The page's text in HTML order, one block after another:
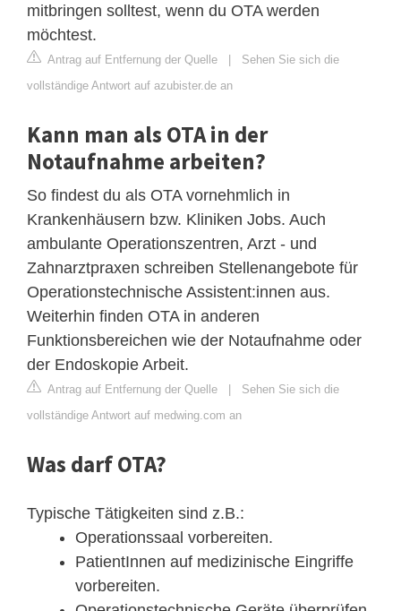
mitbringen solltest, wenn du OTA werden
möchtest.
Antrag auf Entfernung der Quelle | Sehen Sie sich die
vollständige Antwort auf azubister.de an
Kann man als OTA in der
Notaufnahme arbeiten?
So findest du als OTA vornehmlich in
Krankenhäusern bzw. Kliniken Jobs. Auch
ambulante Operationszentren, Arzt - und
Zahnarztpraxen schreiben Stellenangebote für
Operationstechnische Assistent:innen aus.
Weiterhin finden OTA in anderen
Funktionsbereichen wie der Notaufnahme oder
der Endoskopie Arbeit.
Antrag auf Entfernung der Quelle | Sehen Sie sich die
vollständige Antwort auf medwing.com an
Was darf OTA?
Typische Tätigkeiten sind z.B.:
Operationssaal vorbereiten.
PatientInnen auf medizinische Eingriffe
vorbereiten.